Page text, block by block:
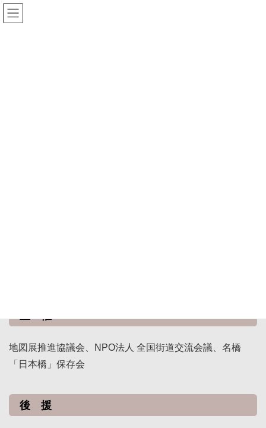
地図展推進協議会、NPO法人 全国街道交流会議、名橋
「日本橋」保存会
後 援